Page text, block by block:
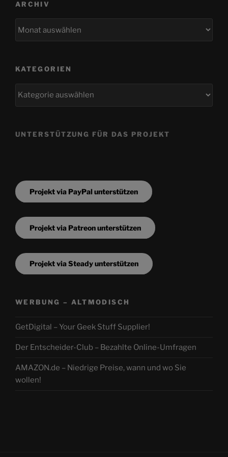
ARCHIV
KATEGORIEN
UNTERSTÜTZUNG FÜR DAS PROJEKT
Projekt via PayPal unterstützen
Projekt via Patreon unterstützen
Projekt via Steady unterstützen
WERBUNG – ALTMODISCH
GetDigital – Your Geek Stuff Supplier!
Der Entscheider-Club – Bezahlte Online-Umfragen
AMAZON.de – Niedrige Preise, wann und wo Sie
wollen!